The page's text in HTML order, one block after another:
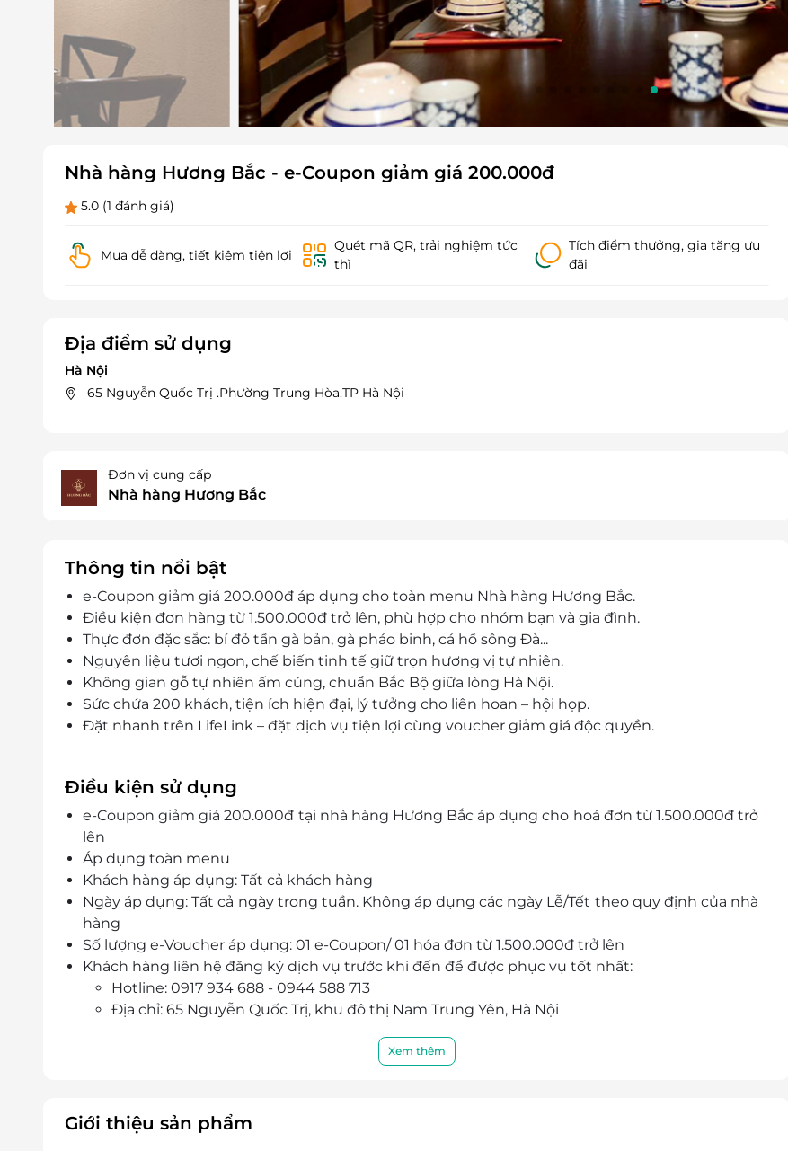
Nhà hàng Hương Bắc - e-Coupon giảm giá 200.000đ
5.0 (1 đánh giá)
Mua dễ dàng, tiết kiệm tiện lợi
Quét mã QR, trải nghiệm tức
thì
Tích điểm thưởng, gia tăng ưu
đãi
Địa điểm sử dụng
Hà Nội
65 Nguyễn Quốc Trị .Phường Trung Hòa.TP Hà Nội
Đơn vị cung cấp
Nhà hàng Hương Bắc
Thông tin nổi bật
e-Coupon giảm giá 200.000đ áp dụng cho toàn menu Nhà hàng Hương Bắc.
Điều kiện đơn hàng từ 1.500.000đ trở lên, phù hợp cho nhóm bạn và gia đình.
Thực đơn đặc sắc: bí đỏ tần gà bản, gà pháo binh, cá hồ sông Đà...
Nguyên liệu tươi ngon, chế biến tinh tế giữ trọn hương vị tự nhiên.
Không gian gỗ tự nhiên ấm cúng, chuẩn Bắc Bộ giữa lòng Hà Nội.
Sức chứa 200 khách, tiện ích hiện đại, lý tưởng cho liên hoan – hội họp.
Đặt nhanh trên LifeLink – đặt dịch vụ tiện lợi cùng voucher giảm giá độc quyền.
Điều kiện sử dụng
e-Coupon giảm giá 200.000đ tại nhà hàng Hương Bắc áp dụng cho hoá đơn từ 1.500.000đ trở
lên
Áp dụng toàn menu
Khách hàng áp dụng: Tất cả khách hàng
Ngày áp dụng: Tất cả ngày trong tuần. Không áp dụng các ngày Lễ/Tết theo quy định của nhà
hàng
Số lượng e-Voucher áp dụng: 01 e-Coupon/ 01 hóa đơn từ 1.500.000đ trở lên
Khách hàng liên hệ đăng ký dịch vụ trước khi đến để được phục vụ tốt nhất:
Hotline: 0917 934 688 - 0944 588 713
Địa chỉ: 65 Nguyễn Quốc Trị, khu đô thị Nam Trung Yên, Hà Nội
e-Coupon không có giá trị quy đổi thành tiền mặt, không trả lại tiền thừa
e-Coupon đã bao gồm VAT.
Xem thêm
Giới thiệu sản phẩm